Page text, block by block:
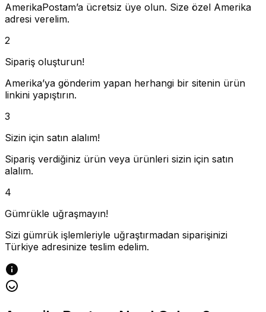
AmerikaPostam’a ücretsiz üye olun. Size özel Amerika
adresi verelim.
2
Sipariş oluşturun!
Amerika’ya gönderim yapan herhangi bir sitenin ürün
linkini yapıştırın.
3
Sizin için satın alalım!
Sipariş verdiğiniz ürün veya ürünleri sizin için satın
alalım.
4
Gümrükle uğraşmayın!
Sizi gümrük işlemleriyle uğraştırmadan siparişinizi
Türkiye adresinize teslim edelim.